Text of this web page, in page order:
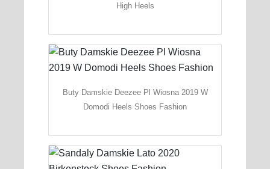
High Heels
Buty Damskie Deezee Pl Wiosna 2019 W
Domodi Heels Shoes Fashion